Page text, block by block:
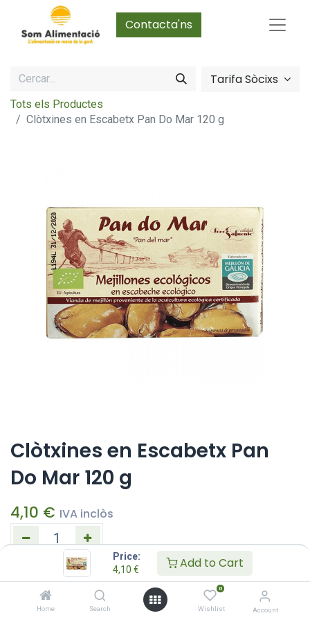
Price:
4,10 € Add to Cart
Home Search
0
Wishlist Account
Contacta'ns
Tarifa Sòcixs
Tots els Productes
Clòtxines en Escabetx Pan Do Mar 120 g
Clòtxines en Escabetx Pan
Do Mar 120 g
4,10 € IVA inclòs
AFEGEIX A LA CISTELLA
Afegeix a la llista de desitjos